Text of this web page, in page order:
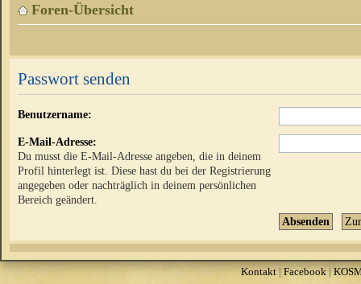
Foren-Übersicht
Passwort senden
Benutzername:
E-Mail-Adresse:
Du musst die E-Mail-Adresse angeben, die in deinem
Profil hinterlegt ist. Diese hast du bei der Registrierung
angegeben oder nachträglich in deinem persönlichen
Bereich geändert.
Kontakt| Facebook |